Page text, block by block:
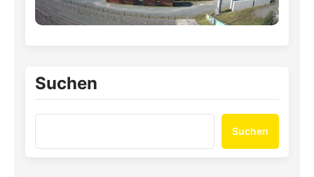
Suchen
Suchen